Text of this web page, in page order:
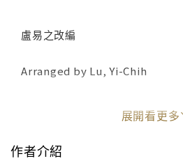
盧易之改編
Arranged by Lu, Yi-Chih
「當初的協奏曲，今日有了獨奏
展開看更多
作者介紹